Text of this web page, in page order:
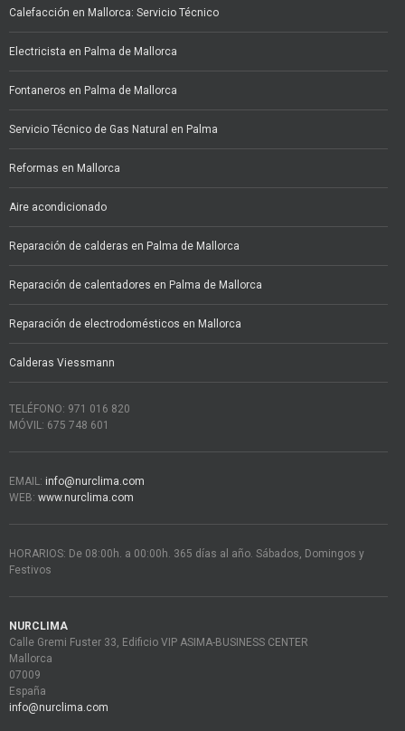
Calefacción en Mallorca: Servicio Técnico
Electricista en Palma de Mallorca
Fontaneros en Palma de Mallorca
Servicio Técnico de Gas Natural en Palma
Reformas en Mallorca
Aire acondicionado
Reparación de calderas en Palma de Mallorca
Reparación de calentadores en Palma de Mallorca
Reparación de electrodomésticos en Mallorca
Calderas Viessmann
TELÉFONO: 971 016 820
MÓVIL: 675 748 601
EMAIL: info@nurclima.com
WEB: www.nurclima.com
HORARIOS: De 08:00h. a 00:00h. 365 días al año. Sábados, Domingos y
Festivos
NURCLIMA
Calle Gremi Fuster 33, Edificio VIP ASIMA-BUSINESS CENTER
Mallorca
07009
España
info@nurclima.com